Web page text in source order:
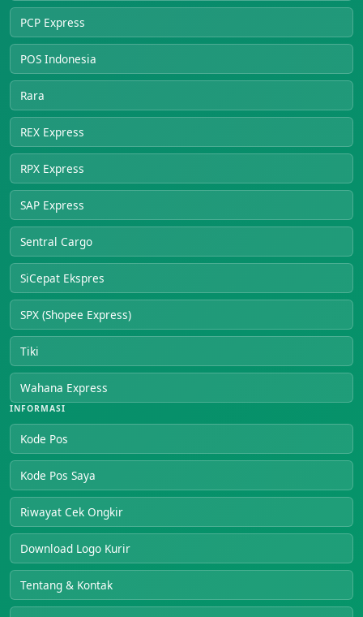
PCP Express
POS Indonesia
Rara
REX Express
RPX Express
SAP Express
Sentral Cargo
SiCepat Ekspres
SPX (Shopee Express)
Tiki
Wahana Express
INFORMASI
Kode Pos
Kode Pos Saya
Riwayat Cek Ongkir
Download Logo Kurir
Tentang & Kontak